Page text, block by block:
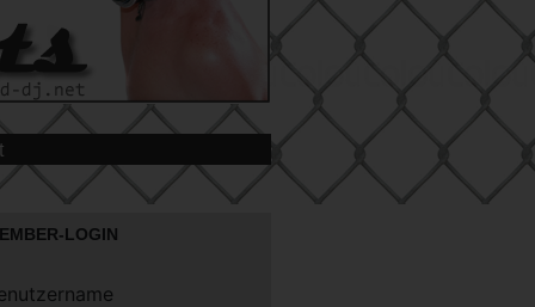
LOGIN